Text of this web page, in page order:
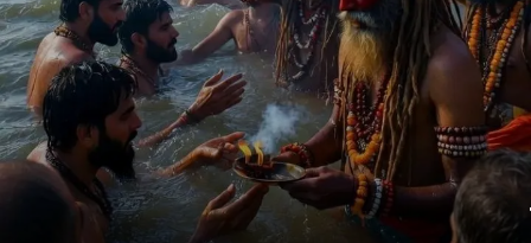
माघ मास का विशेष महत्व